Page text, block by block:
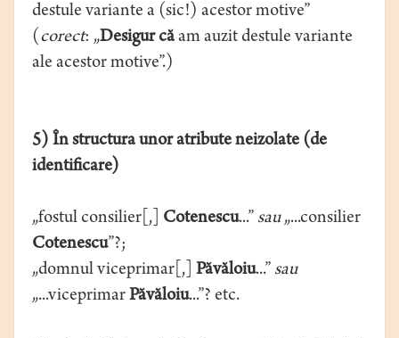
destule variante a (sic!) acestor motive”
(corect: „Desigur căam auzit destule variante
ale acestor motive”.)
5) În structura unor atribute neizolate (de
identificare)
„fostul consilier[,] Cotenescu...” sau„...consilier
Cotenescu”?;
„domnul viceprimar[,] Păvăloiu...” sau
„...viceprimarPăvăloiu...”? etc.